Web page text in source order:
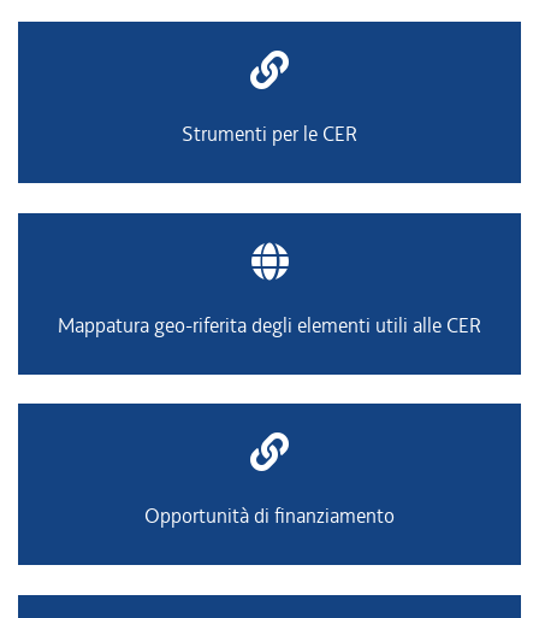
Strumenti per le CER
Mappatura geo-riferita degli elementi utili alle CER
Opportunità di finanziamento